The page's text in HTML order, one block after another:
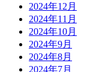
2024年12月
2024年11月
2024年10月
2024年9月
2024年8月
2024年7月